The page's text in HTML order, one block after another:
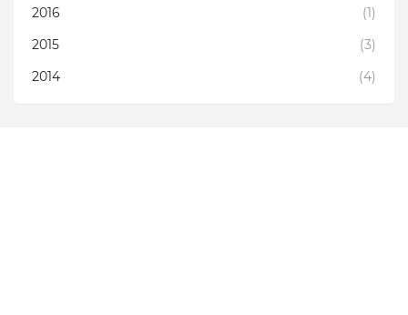
2016
(1)
2015
(3)
2014
(4)